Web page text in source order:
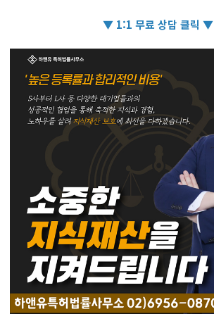
▼ 1:1 무료 상담 클릭 ▼